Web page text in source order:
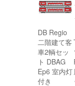
DB Regio
二階建て客
車2輌セッ
ト DBAG
Ep6 室内灯
付き